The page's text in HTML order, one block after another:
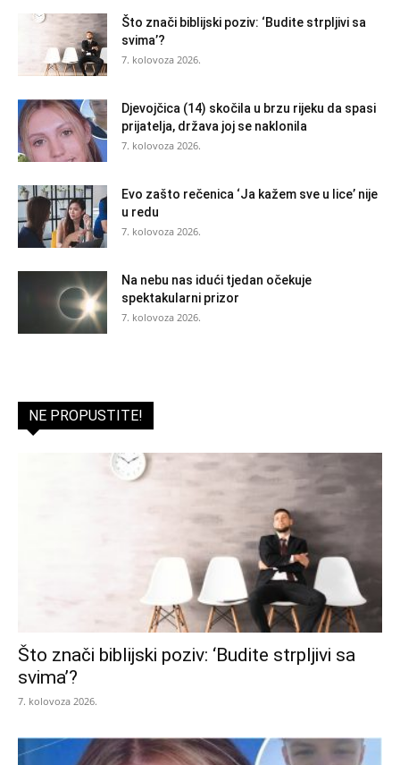
Što znači biblijski poziv: ‘Budite strpljivi sa
svima’?
7. kolovoza 2026.
Djevojčica (14) skočila u brzu rijeku da spasi
prijatelja, država joj se naklonila
7. kolovoza 2026.
Evo zašto rečenica ‘Ja kažem sve u lice’ nije
u redu
7. kolovoza 2026.
Na nebu nas idući tjedan očekuje
spektakularni prizor
7. kolovoza 2026.
NE PROPUSTITE!
Što znači biblijski poziv: ‘Budite strpljivi sa
svima’?
7. kolovoza 2026.